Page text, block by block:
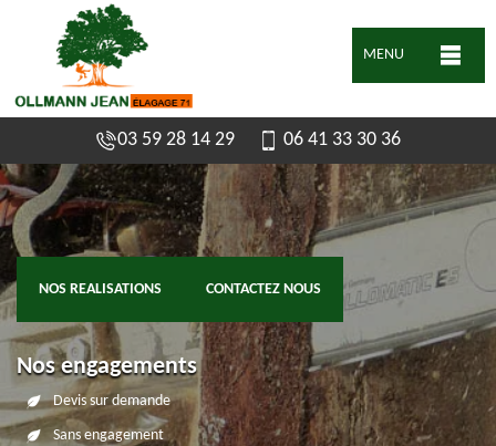
MENU
03 59 28 14 29 06 41 33 30 36
NOS REALISATIONS CONTACTEZ NOUS
Nos engagements
Devis sur demande
Sans engagement